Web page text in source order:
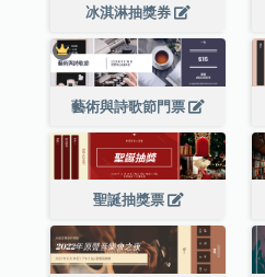
冰淇淋抽獎券
藝術與詩歌節門票
聖誕抽獎票